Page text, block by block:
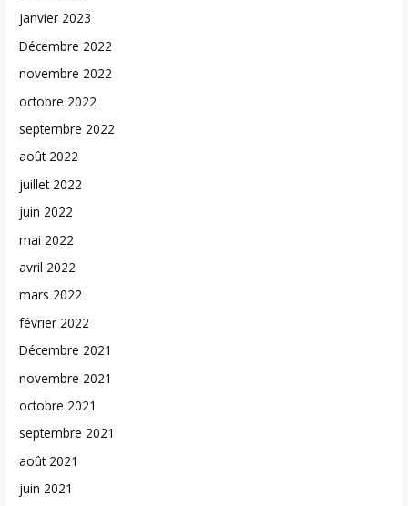
janvier 2023
Décembre 2022
novembre 2022
octobre 2022
septembre 2022
août 2022
juillet 2022
juin 2022
mai 2022
avril 2022
mars 2022
février 2022
Décembre 2021
novembre 2021
octobre 2021
septembre 2021
août 2021
juin 2021